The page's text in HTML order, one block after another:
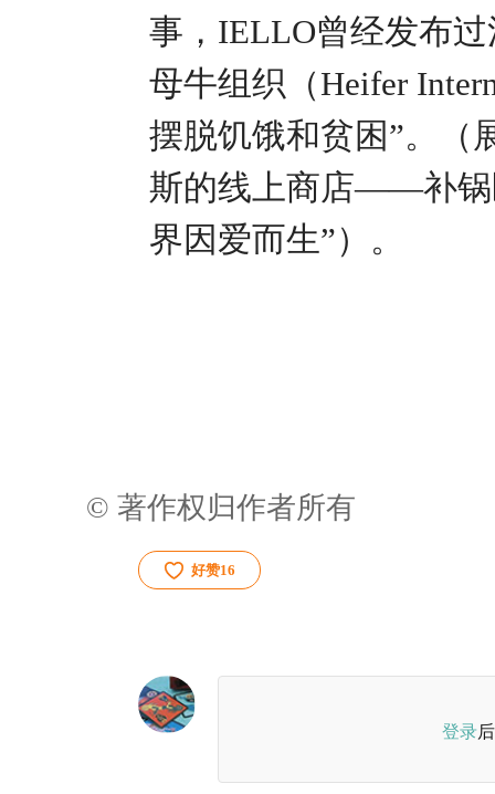
事， IELLO曾经发布
母牛组织（Heifer
摆脱饥饿和贫困”。（
斯的线上商店——补锅
界因爱而生”）。
© 著作权归作者所有
好赞16
登录